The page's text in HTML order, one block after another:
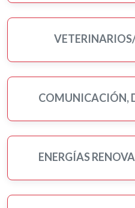
COMUNICACIÓN,
ENERGÍAS